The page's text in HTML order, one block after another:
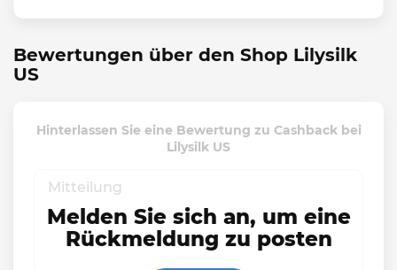
Bewertungen über den Shop Lilysilk
US
Hinterlassen Sie eine Bewertung zu Cashback bei
Lilysilk US
Melden Sie sich an, um eine
Rückmeldung zu posten